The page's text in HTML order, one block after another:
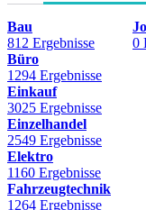
Bau
812 Ergebnisse
Büro
1294 Ergebnisse
Einkauf
3025 Ergebnisse
Einzelhandel
2549 Ergebnisse
Elektro
1160 Ergebnisse
Fahrzeugtechnik
1264 Ergebnisse
0